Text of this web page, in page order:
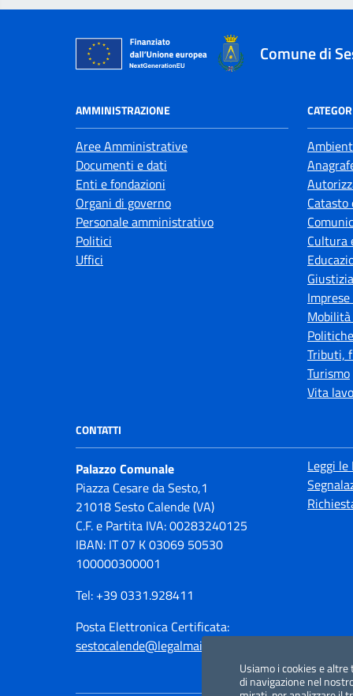
Usiamo i cookies e
di navigazione nel
Comune di
AMMINISTRAZIONE
Aree Amministrative
Documenti e dati
Enti e fondazioni
Organi di governo
Personale amministrativo
Politici
Uffici
Cultura
Tributi,
Turismo
Vita
CONTATTI
Palazzo Comunale
Piazza Cesare da Sesto,1
21018 Sesto Calende (VA)
C.F. e Partita IVA: 00283240125
IBAN: IT 07 K 03069 50530
100000300001
Tel: +39 0331.928411
Posta Elettronica Certificata:
sestocalende@legalmail.it
Leggi le